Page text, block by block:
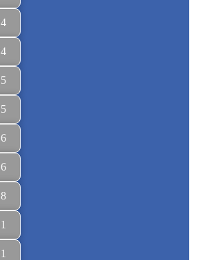
4*10
4*6
5*10
5*6
6*10
6*8
8*10
1*1/2 1
1*1/2 2